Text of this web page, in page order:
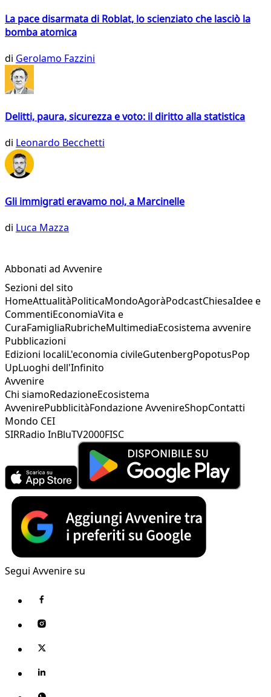
La pace disarmata di Roblat, lo scienziato che lasciò la
bomba atomica
di Gerolamo Fazzini
Delitti, paura, sicurezza e voto: il diritto alla statistica
di Leonardo Becchetti
Gli immigrati eravamo noi, a Marcinelle
di Luca Mazza
Abbonati ad Avvenire
Sezioni del sito
HomeAttualitàPoliticaMondoAgoràPodcastChiesaIdee e
CommentiEconomiaVita e
CuraFamigliaRubricheMultimediaEcosistema avvenire
Pubblicazioni
Edizioni localiL'economia civileGutenbergPopotusPop
UpLuoghi dell'Infinito
Avvenire
Chi siamoRedazioneEcosistema
AvvenirePubblicitàFondazione AvvenireShopContatti
Mondo CEI
SIRRadio InBluTV2000FISC
Segui Avvenire su